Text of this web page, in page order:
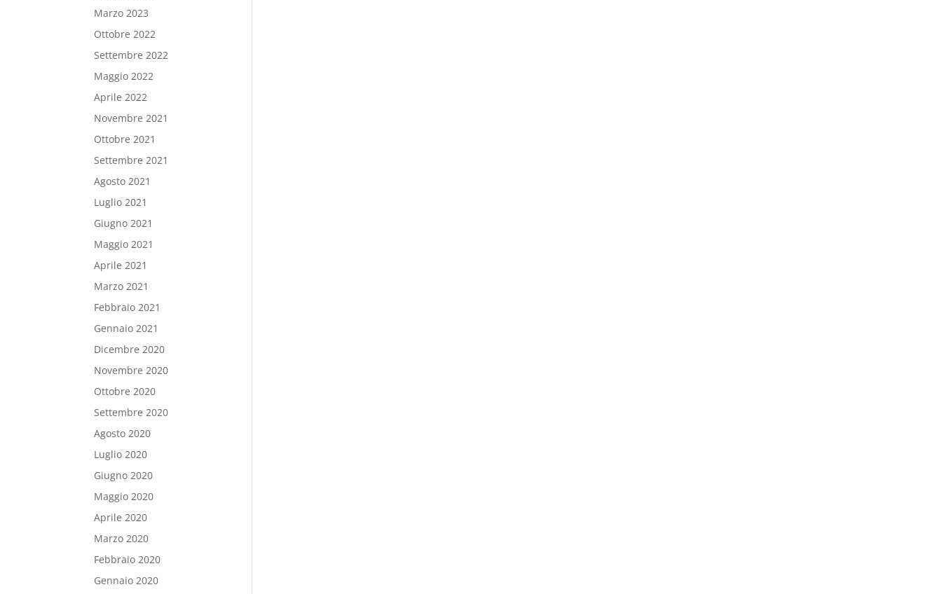
Marzo 2023
Ottobre 2022
Settembre 2022
Maggio 2022
Aprile 2022
Novembre 2021
Ottobre 2021
Settembre 2021
Agosto 2021
Luglio 2021
Giugno 2021
Maggio 2021
Aprile 2021
Marzo 2021
Febbraio 2021
Gennaio 2021
Dicembre 2020
Novembre 2020
Ottobre 2020
Settembre 2020
Agosto 2020
Luglio 2020
Giugno 2020
Maggio 2020
Aprile 2020
Marzo 2020
Febbraio 2020
Gennaio 2020